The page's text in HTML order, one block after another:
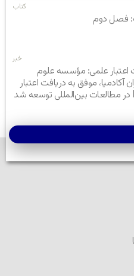
کتاب
فصل دوم
خبر
علمی: مؤسسه علوم
آکادمیا، موفق به دریافت اعتبار